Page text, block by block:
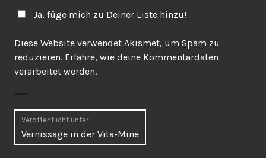
Ja, füge mich zu Deiner Liste hinzu!
Diese Website verwendet Akismet, um Spam zu
reduzieren. Erfahre, wie deine Kommentardaten
verarbeitet werden.
Beitragsnavigation
Veröffentlicht unter
Vernissage in der Vita-Mine